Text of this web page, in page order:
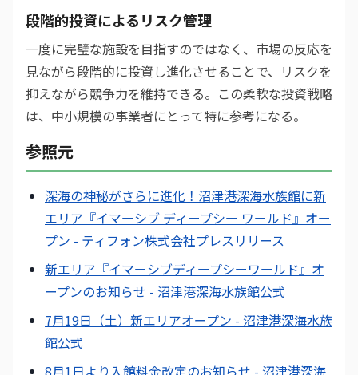
段階的投資によるリスク管理
一度に完璧な施設を目指すのではなく、市場の反応を
見ながら段階的に投資し進化させることで、リスクを
抑えながら競争力を維持できる。この柔軟な投資戦略
は、中小規模の事業者にとって特に参考になる。
参照元
深海の神秘がさらに進化！沼津港深海水族館に新
エリア『イマーシブ ディープシー ワールド』オー
プン - ティフォン株式会社プレスリリース
新エリア『イマーシブディープシーワールド』オ
ープンのお知らせ - 沼津港深海水族館公式
7月19日（土）新エリアオープン - 沼津港深海水族
館公式